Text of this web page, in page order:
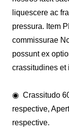
liquescere ac
pressura. Item
commissurae
possunt ex
crassitudines et
◉ Crassitudo
respective,
respective.